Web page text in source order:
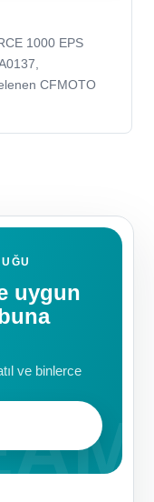
1000 EPS
CFMOTO
uygun
ve binlerce